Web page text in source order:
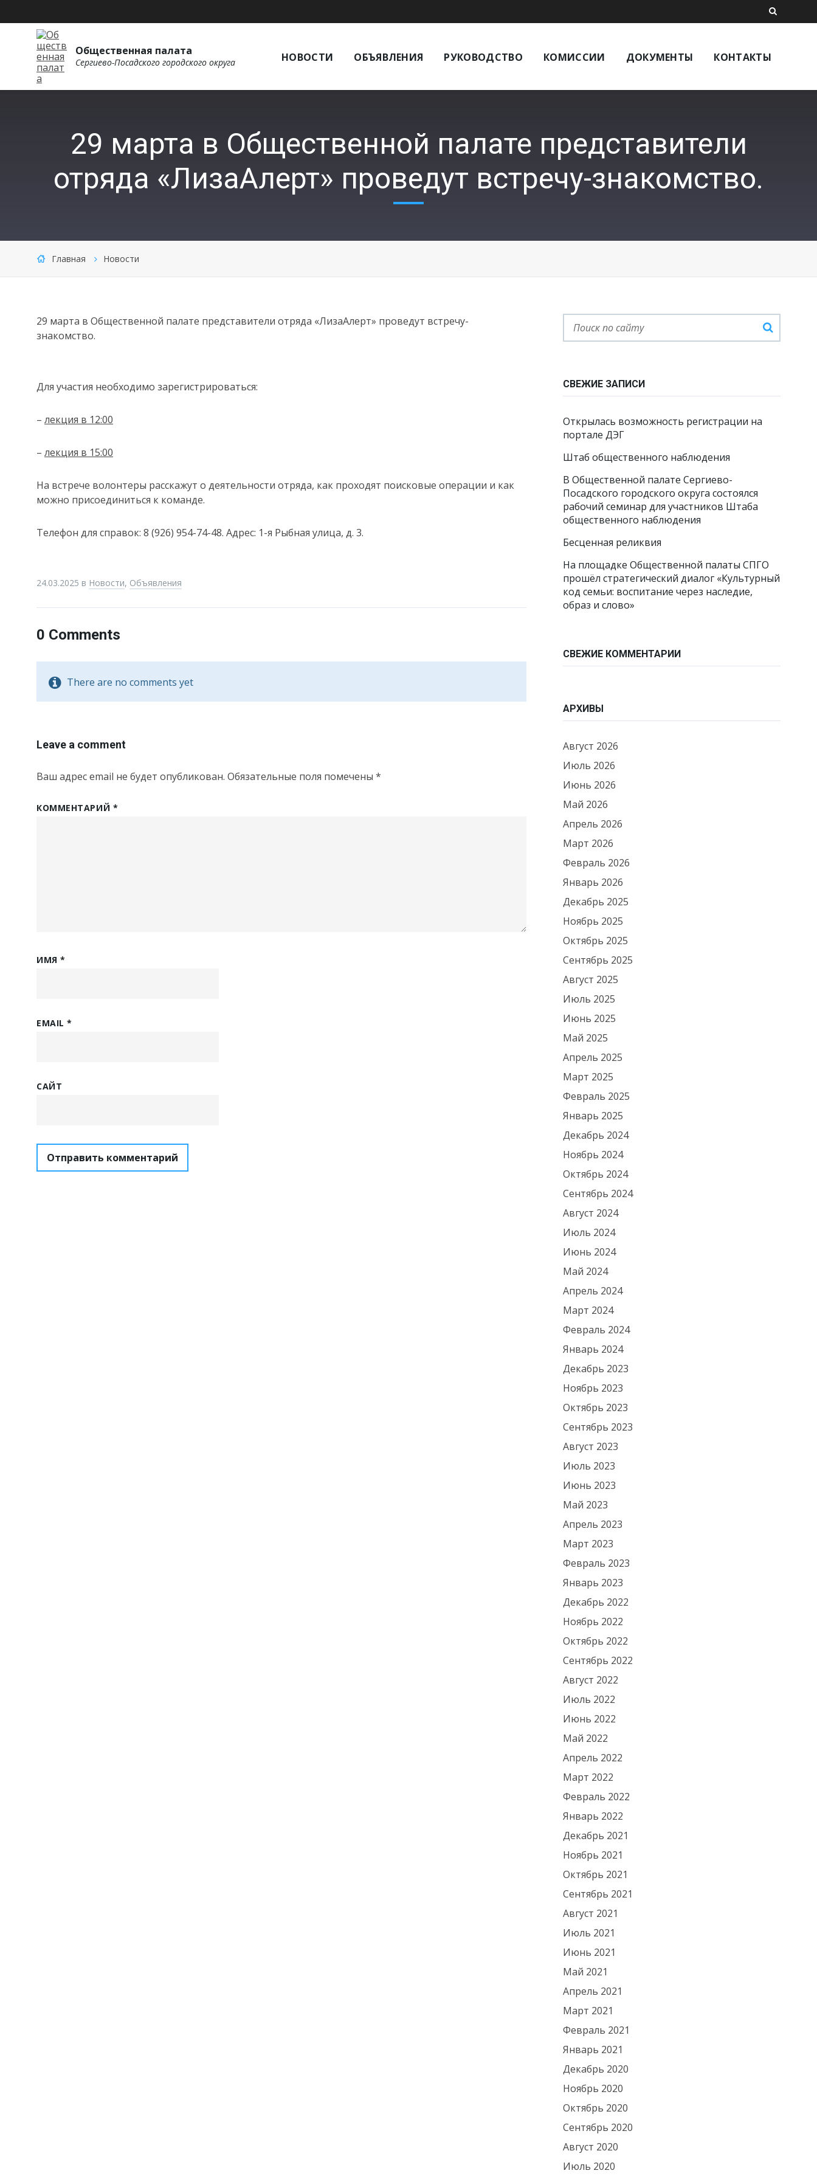
Общественная палата
Сергиево-Посадского городского округа НОВОСТИ ОБЪЯВЛЕНИЯ РУКОВОДСТВО КОМИССИИ ДОКУМЕНТЫ КОНТАКТЫ
29 марта в Общественной палате представители
отряда «ЛизаАлерт» проведут встречу-знакомство.
Главная Новости
29 марта в Общественной палате представители отряда «ЛизаАлерт» проведут встречу-
знакомство.
Для участия необходимо зарегистрироваться:
– лекция в 12:00
– лекция в 15:00
На встрече волонтеры расскажут о деятельности отряда, как проходят поисковые операции и как
можно присоединиться к команде.
Телефон для справок: 8 (926) 954-74-48. Адрес: 1-я Рыбная улица, д. 3.
24.03.2025 в Новости, Объявления
0 Comments
There are no comments yet
Leave a comment
Ваш адрес email не будет опубликован. Обязательные поля помечены *
КОММЕНТАРИЙ *
ИМЯ*
EMAIL*
САЙТ
СВЕЖИЕ ЗАПИСИ
Открылась возможность регистрации на
портале ДЭГ
Штаб общественного наблюдения
В Общественной палате Сергиево-
Посадского городского округа состоялся
рабочий семинар для участников Штаба
общественного наблюдения
Бесценная реликвия
На площадке Общественной палаты СПГО
прошёл стратегический диалог «Культурный
код семьи: воспитание через наследие,
образ и слово»
СВЕЖИЕ КОММЕНТАРИИ
АРХИВЫ
Август 2026
Июль 2026
Июнь 2026
Май 2026
Апрель 2026
Март 2026
Февраль 2026
Январь 2026
Декабрь 2025
Ноябрь 2025
Октябрь 2025
Сентябрь 2025
Август 2025
Июль 2025
Июнь 2025
Май 2025
Апрель 2025
Март 2025
Февраль 2025
Январь 2025
Декабрь 2024
Ноябрь 2024
Октябрь 2024
Сентябрь 2024
Август 2024
Июль 2024
Июнь 2024
Май 2024
Апрель 2024
Март 2024
Февраль 2024
Январь 2024
Декабрь 2023
Ноябрь 2023
Октябрь 2023
Сентябрь 2023
Август 2023
Июль 2023
Июнь 2023
Май 2023
Апрель 2023
Март 2023
Февраль 2023
Январь 2023
Декабрь 2022
Ноябрь 2022
Октябрь 2022
Сентябрь 2022
Август 2022
Июль 2022
Июнь 2022
Май 2022
Апрель 2022
Март 2022
Февраль 2022
Январь 2022
Декабрь 2021
Ноябрь 2021
Октябрь 2021
Сентябрь 2021
Август 2021
Июль 2021
Июнь 2021
Май 2021
Апрель 2021
Март 2021
Февраль 2021
Январь 2021
Декабрь 2020
Ноябрь 2020
Октябрь 2020
Сентябрь 2020
Август 2020
Июль 2020